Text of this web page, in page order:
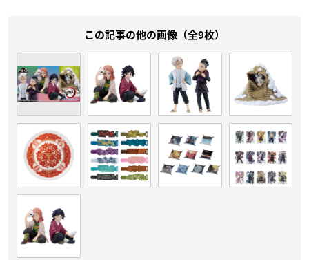
この記事の他の画像（全9枚）